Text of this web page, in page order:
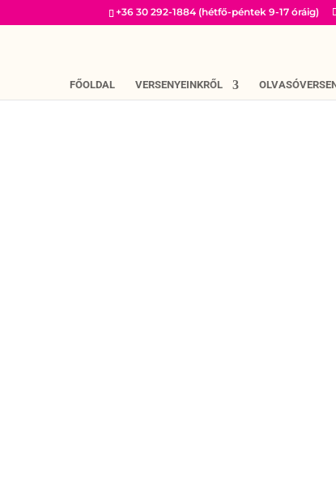
+36 30 292-1884 (hétfő-péntek 9-17 óráig)
FŐOLDAL VERSENYEINKRŐL